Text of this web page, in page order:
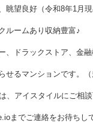
眺望良好（令和8年1月現
ルームあり収納豊富♪
、ドラックストア、金
せるマンションです。（
、アイスタイルにご相談
までご連絡をお待ちし